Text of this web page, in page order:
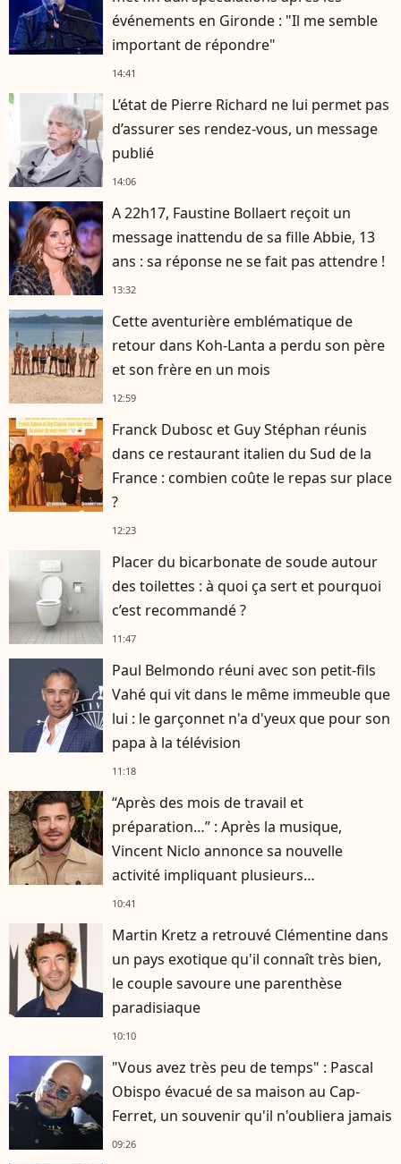
événements en Gironde : "Il me semble
important de répondre"
14:41
L’état de Pierre Richard ne lui permet pas
d’assurer ses rendez-vous, un message
publié
14:06
A 22h17, Faustine Bollaert reçoit un
message inattendu de sa fille Abbie, 13
ans : sa réponse ne se fait pas attendre !
13:32
Cette aventurière emblématique de
retour dans Koh-Lanta a perdu son père
et son frère en un mois
12:59
Franck Dubosc et Guy Stéphan réunis
dans ce restaurant italien du Sud de la
France : combien coûte le repas sur place
?
12:23
Placer du bicarbonate de soude autour
des toilettes : à quoi ça sert et pourquoi
c’est recommandé ?
11:47
Paul Belmondo réuni avec son petit-fils
Vahé qui vit dans le même immeuble que
lui : le garçonnet n'a d'yeux que pour son
papa à la télévision
11:18
“Après des mois de travail et
préparation…” : Après la musique,
Vincent Niclo annonce sa nouvelle
activité impliquant plusieurs
personnalités
10:41
Martin Kretz a retrouvé Clémentine dans
un pays exotique qu'il connaît très bien,
le couple savoure une parenthèse
paradisiaque
10:10
"Vous avez très peu de temps" : Pascal
Obispo évacué de sa maison au Cap-
Ferret, un souvenir qu'il n'oubliera jamais
09:26